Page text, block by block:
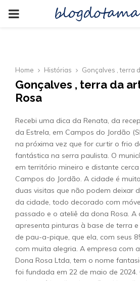
PRIMARY
Home Histórias Gonçalves , terra
Gonçalves , terra da
Rosa
Recebi uma dica da Renata, da
da Estrela, em Campos do Jordão
na próxima vez que for curtir o frio
fantástica na serra paulista. O
em território mineiro e distante
Campos do Jordão. A cidade é
duas visitas que não podem deixar
da cidade, todo decorado com
passado e o ateliê da dona Rosa. A
apresenta pinturas à base de terra
de pau-a-pique, que ela, com seus
com muita alegria. A empresa com
Dona Rosa Ltda, tem o nome
foi fundada em 22 de maio de 2024.